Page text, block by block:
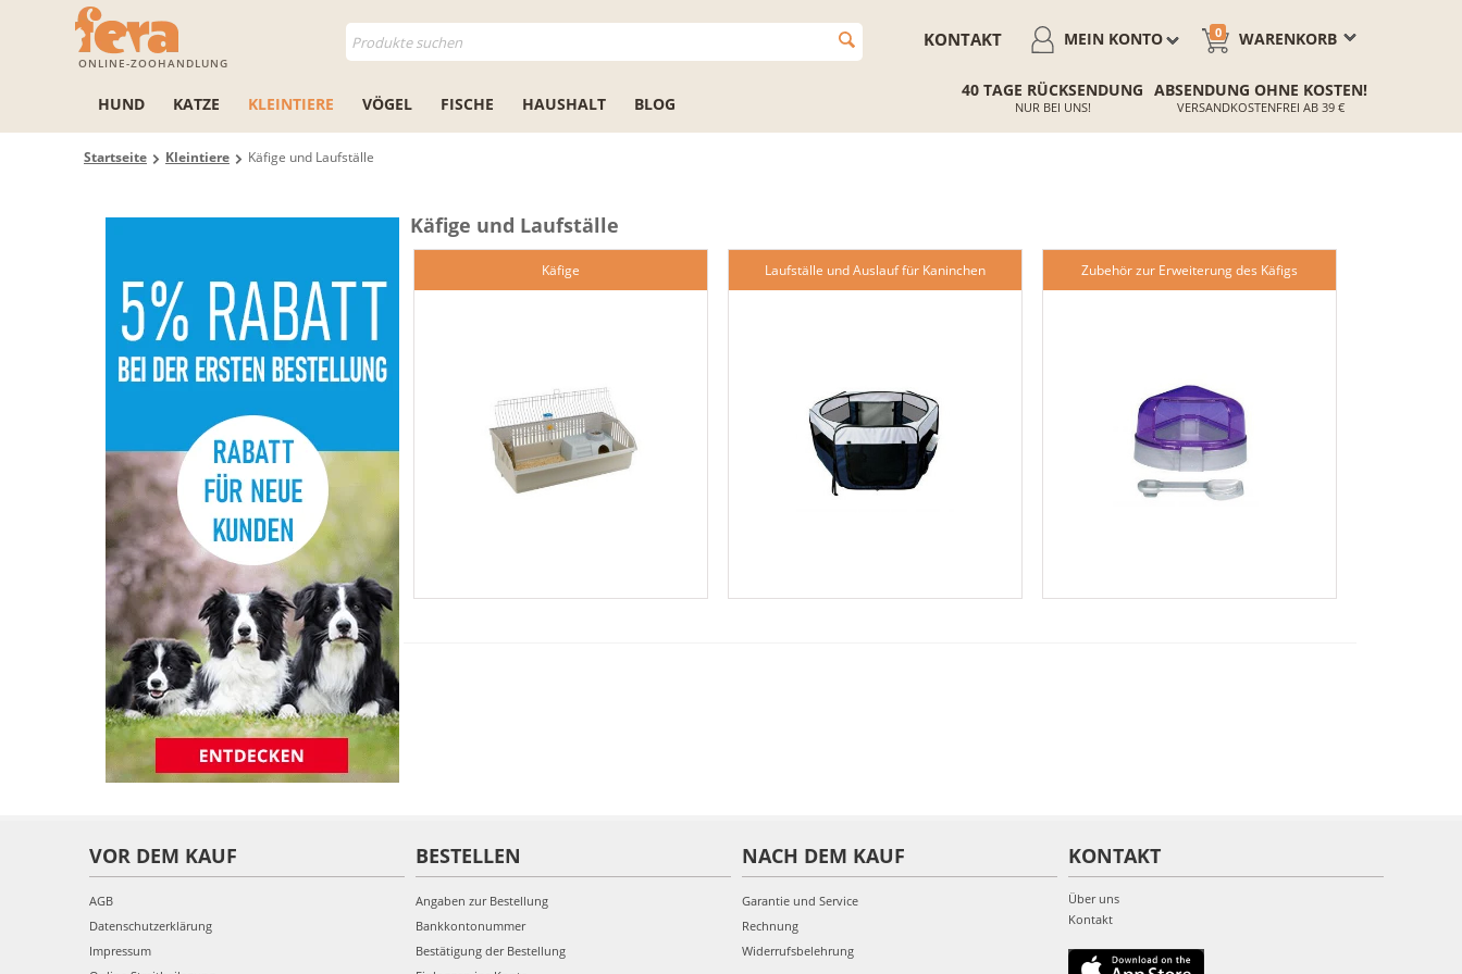
ONLINE-ZOOHANDLUNG
WARENKORB
0
MEIN KONTO
KONTAKT
HUND KATZE KLEINTIERE VÖGEL FISCHE HAUSHALT BLOG
40 TAGE RÜCKSENDUNG
NUR BEI UNS!
ABSENDUNG OHNE KOSTEN!
VERSANDKOSTENFREI AB 39 €
Startseite Kleintiere Käfige und Laufställe
Käfige und Laufställe
Käfige Laufställe und Auslauf für Kaninchen Zubehör zur Erweiterung des Käfigs
VOR DEM KAUF
AGB
Datenschutzerklärung
Impressum
BESTELLEN
Angaben zur Bestellung
Bankkontonummer
Bestätigung der Bestellung
NACH DEM KAUF
Garantie und Service
Rechnung
Widerrufsbelehrung
KONTAKT
Über uns
Kontakt